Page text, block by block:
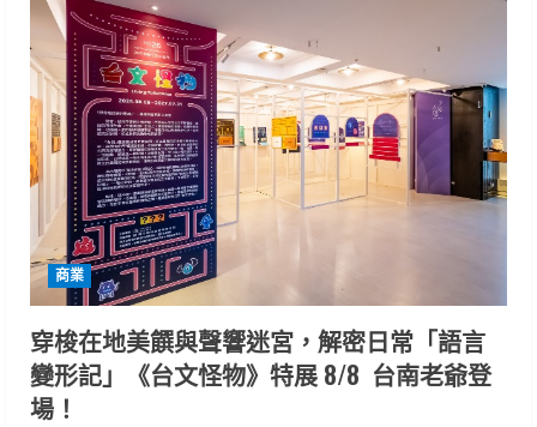
商業
穿梭在地美饌與聲響迷宮，解密日常「語言
變形記」《台文怪物》特展 8/8 台南老爺登
場！